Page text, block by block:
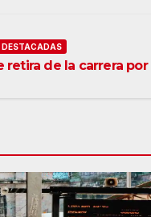
DESTACADAS
retira de la carrera